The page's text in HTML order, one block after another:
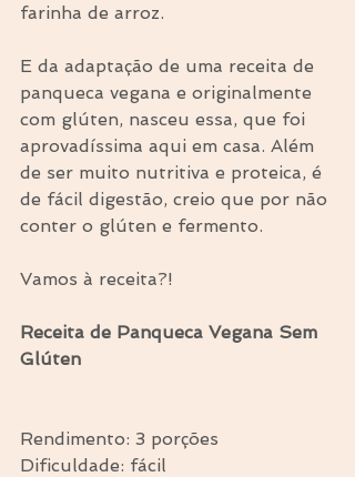
farinha de arroz.
E da adaptação de uma receita de
panqueca vegana e originalmente
com glúten, nasceu essa, que foi
aprovadíssima aqui em casa. Além
de ser muito nutritiva e proteica, é
de fácil digestão, creio que por não
conter o glúten e fermento.
Vamos à receita?!
Receita de Panqueca Vegana Sem
Glúten
Rendimento: 3 porções
Dificuldade: fácil